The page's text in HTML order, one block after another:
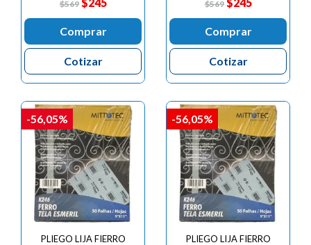
$569 $245
Comprar
Cotizar
$569 $245
Comprar
Cotizar
PLIEGO LIJA FIERRO
-56,05%
PLIEGO LIJA FIERRO
-56,05%